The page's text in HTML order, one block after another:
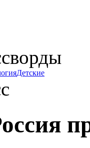
Детские